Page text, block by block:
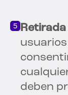
deben